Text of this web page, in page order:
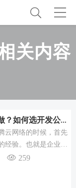
关内容
网站开发怎么做？如何选开发公司？看经验是关键
云网络的时候，首先
经验。也就是企业用
一些曾经做过的案
259